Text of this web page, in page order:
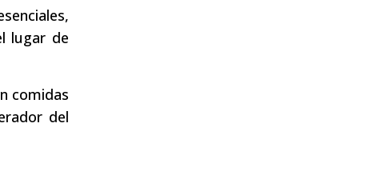
lugar de
comidas
del